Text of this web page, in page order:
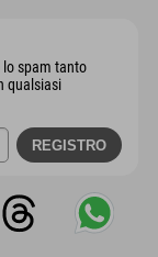
spam tanto
qualsiasi